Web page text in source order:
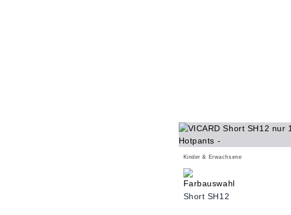
Kinder & Erwachsene
Short SH12